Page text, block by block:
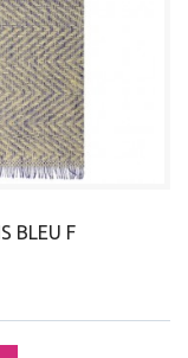
BLEU F